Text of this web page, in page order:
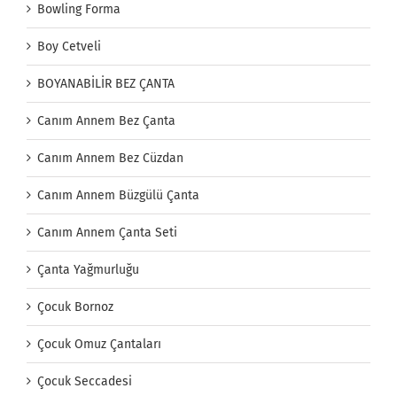
Bowling Forma
Boy Cetveli
BOYANABİLİR BEZ ÇANTA
Canım Annem Bez Çanta
Canım Annem Bez Cüzdan
Canım Annem Büzgülü Çanta
Canım Annem Çanta Seti
Çanta Yağmurluğu
Çocuk Bornoz
Çocuk Omuz Çantaları
Çocuk Seccadesi